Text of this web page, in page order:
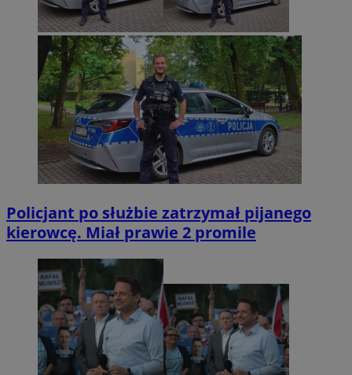
Policjant po służbie zatrzymał pijanego
kierowcę. Miał prawie 2 promile